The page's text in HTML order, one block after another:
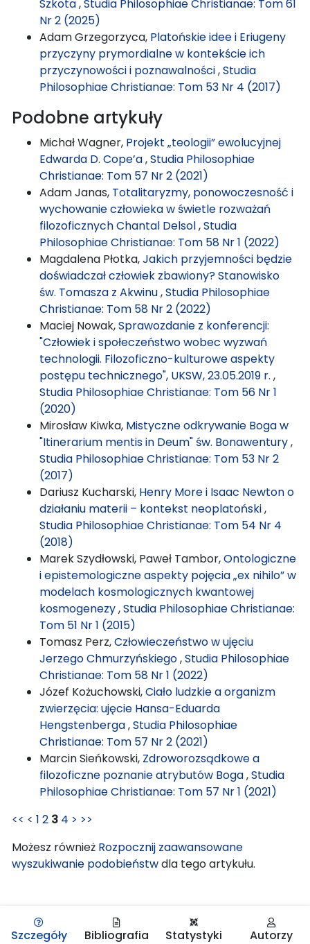
Szkota,Studia Philosophiae Christianae: Tom 61
Nr 2 (2025)
Adam Grzegorzyca, Platońskie idee i Eriugeny
przyczyny prymordialne w kontekście ich
przyczynowości i poznawalności,Studia
Philosophiae Christianae: Tom 53 Nr 4 (2017)
Podobne artykuły
Michał Wagner, Projekt „teologii” ewolucyjnej
Edwarda D. Cope’a,Studia Philosophiae
Christianae: Tom 57 Nr 2 (2021)
Adam Janas, Totalitaryzmy, ponowoczesność i
wychowanie człowieka w świetle rozważań
filozoficznych Chantal Delsol,Studia
Philosophiae Christianae: Tom 58 Nr 1 (2022)
Magdalena Płotka,Jakich przyjemności będzie
doświadczał człowiek zbawiony? Stanowisko
św. Tomasza z Akwinu,Studia Philosophiae
Christianae: Tom 58 Nr 2 (2022)
Maciej Nowak,Sprawozdanie z konferencji:
"Człowiek i społeczeństwo wobec wyzwań
technologii. Filozoficzno-kulturowe aspekty
postępu technicznego", UKSW, 23.05.2019 r. ,
Studia Philosophiae Christianae: Tom 56 Nr 1
(2020)
Mirosław Kiwka, Mistyczne odkrywanie Boga w
"Itinerarium mentis in Deum" św. Bonawentury,
Studia Philosophiae Christianae: Tom 53 Nr 2
(2017)
Dariusz Kucharski, Henry More i Isaac Newton o
działaniu materii – kontekst neoplatoński,
Studia Philosophiae Christianae: Tom 54 Nr 4
(2018)
Marek Szydłowski, Paweł Tambor,Ontologiczne
i epistemologiczne aspekty pojęcia „ex nihilo” w
modelach kosmologicznych kwantowej
kosmogenezy,Studia Philosophiae Christianae:
Tom 51 Nr 1 (2015)
Tomasz Perz,Człowieczeństwo w ujęciu
Jerzego Chmurzyńskiego,Studia Philosophiae
Christianae: Tom 58 Nr 1 (2022)
Józef Kożuchowski,Ciało ludzkie a organizm
zwierzęcia: ujęcie Hansa-Eduarda
Hengstenberga,Studia Philosophiae
Christianae: Tom 57 Nr 2 (2021)
Marcin Sieńkowski, Zdroworozsądkowe a
filozoficzne poznanie atrybutów Boga,Studia
Philosophiae Christianae: Tom 57 Nr 1 (2021)
<< < 1 2 3 4 > >>
Możesz również Rozpocznij zaawansowane
wyszukiwanie podobieństwdla tego artykułu.
Szczegóły Bibliografia Statystyki Autorzy